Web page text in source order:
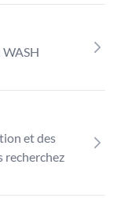
WASH
et des
recherchez